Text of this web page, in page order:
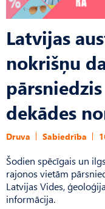
Latvijas
nokrišņu
dekādes
Druva Sabiedrība
Šodien spēcīgais un
rajonos vietām
Latvijas Vides,
informācija.